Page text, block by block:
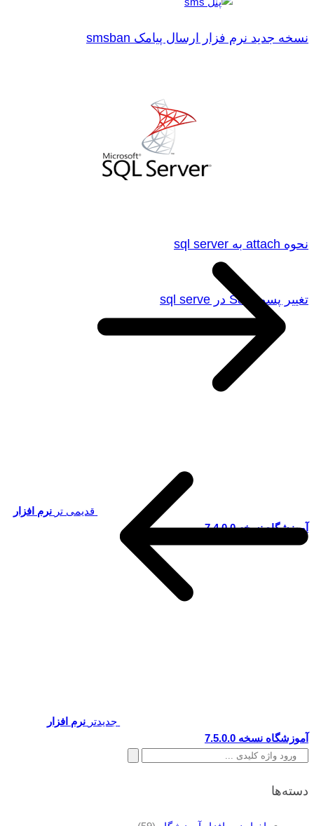
نسخه جدید نرم فزار ارسال پیامک smsban
نحوه attach به sql server
تغییر پسورد Sa در sql serve
قدیمی تر نرم افزار
آموزشگاه نسخه 7.4.0.0
جدیدتر نرم افزار
آموزشگاه نسخه 7.5.0.0
جستجو
دسته‌ها